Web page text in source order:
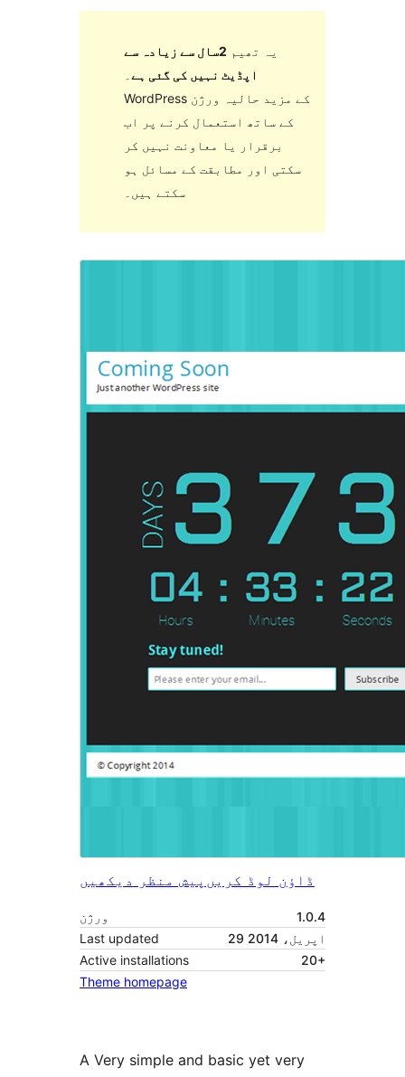
یہ تھیم
2سال سے زیادہ سے
اپڈیٹ نہیں کی گئی ہے
WordPress کے مزید حالیہ ورژن
کے ساتھ استعمال کرنے پر اب
برقرار یا معاونت نہیں کر
سکتی اور مطابقت کے مسائل ہو
سکتے ہیں۔
پیش منظر دیکھیں ڈاؤن لوڈ کریں
ورژن
1.0.4
Last updated
29 اپریل، 2014
Active installations
20+
Theme homepage
A Very simple and basic yet very